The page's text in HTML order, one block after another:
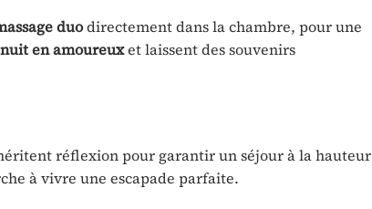
duodirectement dans la chambre, pour une
nuit en amoureuxet laissent des souvenirs
réflexion pour garantir un séjour à la hauteur
à vivre une escapade parfaite.